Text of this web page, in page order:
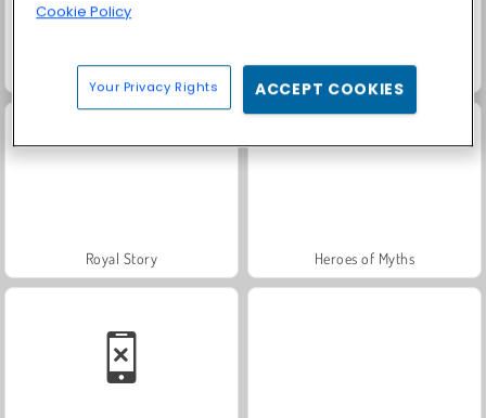
Farm Merge Valley Masha and the Bear: Meadows
Royal Story Heroes of Myths
Cookie Policy
Your Privacy Rights ACCEPT COOKIES